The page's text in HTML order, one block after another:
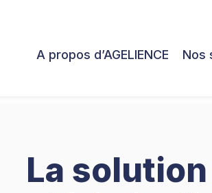
A propos d’AGELIENCE Nos
La